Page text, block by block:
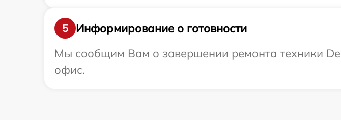
5
Информирование о готовности
Мы сообщим Вам о завершении ремонта техники
офис.